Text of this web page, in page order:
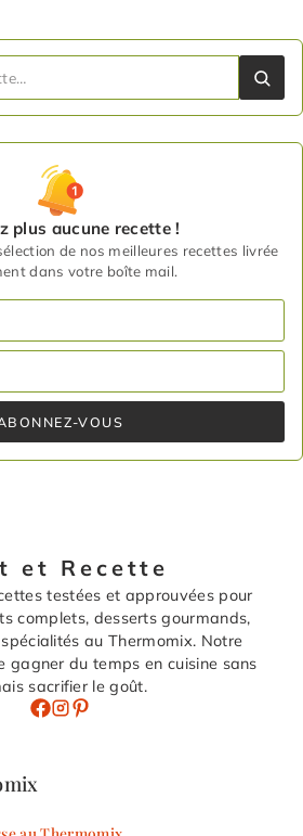
plus aucune recette !
de nos meilleures recettes livrée
dans votre boîte mail.
VOUS
et Recette
testées et approuvées pour
complets, desserts gourmands,
au Thermomix. Notre
gagner du temps en cuisine sans
sacrifier le goût.